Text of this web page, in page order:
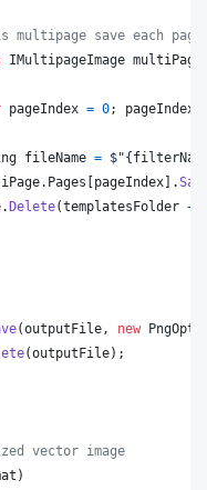
save each
IMultipageImage multiPage
pageIndex = 0; pageIndex
fileName = $"{
. Pages [pageIndex] .
.Delete(templatesFolder +
(outputFile , new
(outputFile) ;
vector image
)